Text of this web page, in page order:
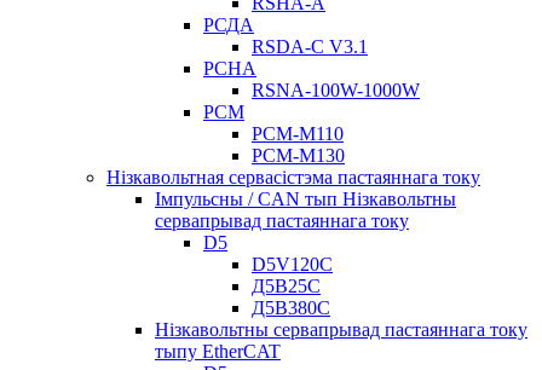
РСДА
RSDA-C V3.1
РСНА
RSNA-100W-1000W
РСМ
РСМ-М110
РСМ-М130
Нізкавольтная сервасістэма пастаяннага току
Імпульсны / CAN тып Нізкавольтны
сервапрывад пастаяннага току
D5
D5V120C
Д5В25С
Д5В380С
Нізкавольтны сервапрывад пастаяннага току
тыпу EtherCAT